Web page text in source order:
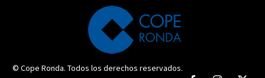
© Cope Ronda. Todos los derechos reservados.